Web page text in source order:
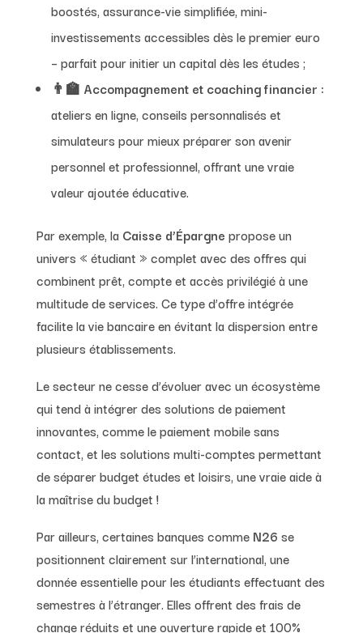
boostés, assurance-vie simplifiée, mini-
investissements accessibles dès le premier euro
– parfait pour initier un capital dès les études ;
👨‍🏫 Accompagnement et coaching financier :
ateliers en ligne, conseils personnalisés et
simulateurs pour mieux préparer son avenir
personnel et professionnel, offrant une vraie
valeur ajoutée éducative.
Par exemple, la Caisse d’Épargne propose un
univers « étudiant » complet avec des offres qui
combinent prêt, compte et accès privilégié à une
multitude de services. Ce type d’offre intégrée
facilite la vie bancaire en évitant la dispersion entre
plusieurs établissements.
Le secteur ne cesse d’évoluer avec un écosystème
qui tend à intégrer des solutions de paiement
innovantes, comme le paiement mobile sans
contact, et les solutions multi-comptes permettant
de séparer budget études et loisirs, une vraie aide à
la maîtrise du budget !
Par ailleurs, certaines banques comme N26 se
positionnent clairement sur l’international, une
donnée essentielle pour les étudiants effectuant des
semestres à l’étranger. Elles offrent des frais de
change réduits et une ouverture rapide et 100%